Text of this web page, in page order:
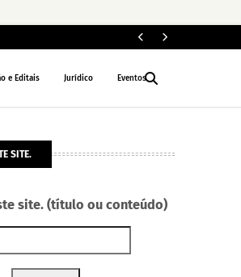
e Editais Jurídico Eventos
SITE.
site. (título ou conteúdo)